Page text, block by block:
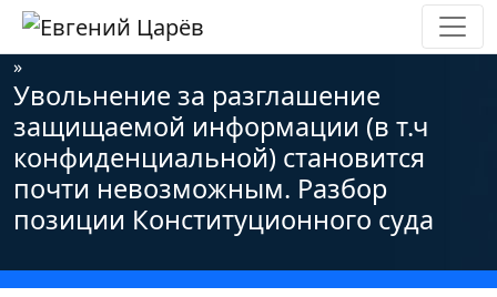
Главная»Новости»Информационная безопасность
»
Увольнение за разглашение
защищаемой информации (в т.ч
конфиденциальной) становится
почти невозможным. Разбор
позиции Конституционного суда